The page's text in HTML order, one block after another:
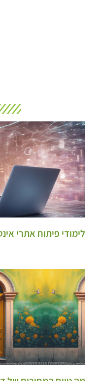
לימודי פיתוח אתרי